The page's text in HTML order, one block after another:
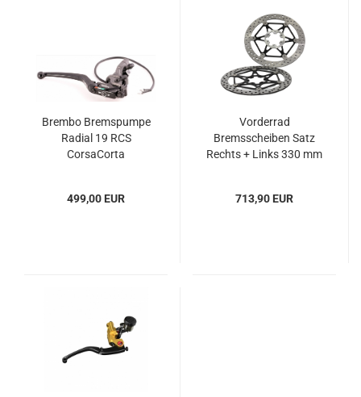
Brembo Bremspumpe
Radial 19 RCS
CorsaCorta
499,00 EUR
Vorderrad
Bremsscheiben Satz
Rechts + Links 330 mm
713,90 EUR